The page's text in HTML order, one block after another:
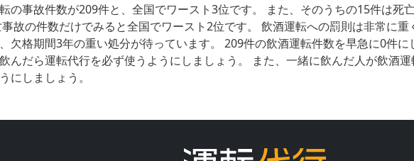
の事故件数が209件と、全国でワースト3位です。 また、そのうちの15件は死
故の件数だけでみると全国でワースト2位です。 飲酒運転への罰則は非常に
欠格期間3年の重い処分が待っています。 209件の飲酒運転件数を早急に0件
んだら運転代行を必ず使うようにしましょう。 また、一緒に飲んだ人が飲酒
にしましょう。